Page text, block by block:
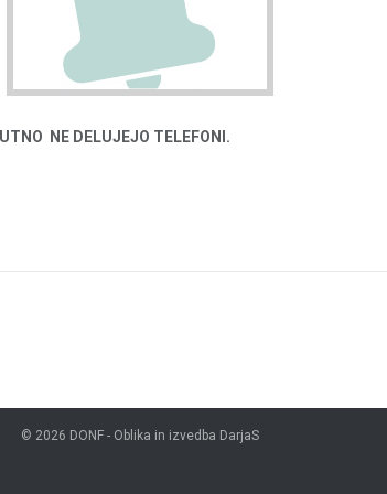
NE DELUJEJO TELEFONI.
© 2026 DONF - Oblika in izvedba DarjaS